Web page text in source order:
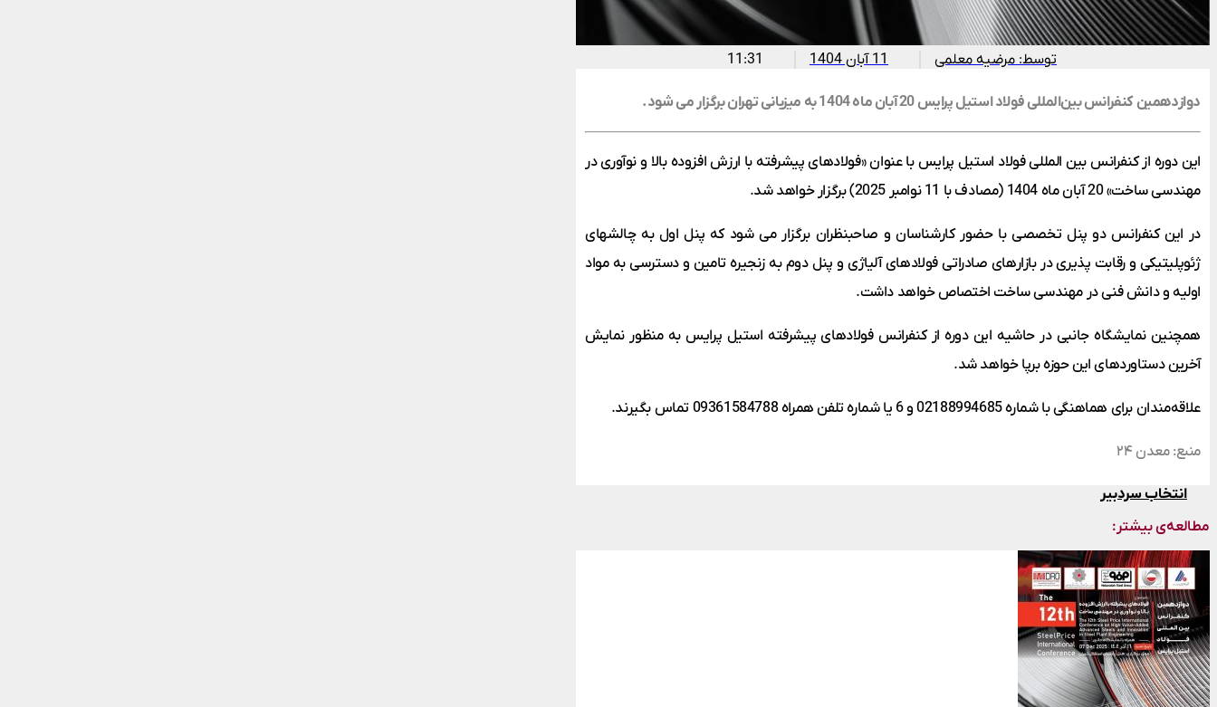
توسط:مرضیه معلمی 11 آبان 1404 11:31
دوازدهمین کنفرانس بین‌المللی فولاد استیل پرایس 20 آبان ماه 1404 به میزبانی تهران برگزار می شود.
این دوره از کنفرانس بین المللی فولاد استیل پرایس با عنوان «فولادهای پیشرفته با ارزش افزوده بالا و نوآوری در
مهندسی ساخت» 20 آبان ماه 1404 (مصادف با 11 نوامبر 2025) برگزار خواهد شد.
در این کنفرانس دو پنل تخصصی با حضور کارشناسان و صاحبنظران برگزار می شود که پنل اول به چالشهای
ژئوپلیتیکی و رقابت پذیری در بازارهای صادراتی فولادهای آلیاژی و پنل دوم به زنجیره تامین و دسترسی به مواد
اولیه و دانش فنی در مهندسی ساخت اختصاص خواهد داشت.
همچنین نمایشگاه جانبی در حاشیه این دوره از کنفرانس فولادهای پیشرفته استیل پرایس به منظور نمایش
آخرین دستاوردهای این حوزه برپا خواهد شد.
علاقه‌مندان برای هماهنگی با شماره 02188994685 و 6 یا شماره تلفن همراه 09361584788 تماس بگیرند.
منبع: معدن ۲۴
انتخاب سردبیر
مطالعه‌ی بیشتر: